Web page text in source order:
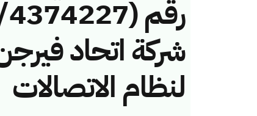
شركة اتحاد
لنظام الاتصالات